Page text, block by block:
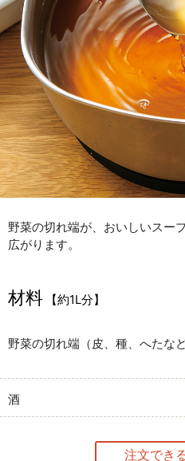
野菜の切れ端が、おいしいスー
広がります。
材料 【約1L分】
野菜の切れ端（皮、種、へたなど
酒
注文でき